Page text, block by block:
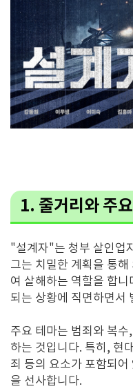
1. 줄거리와 주
"설계자"는 청부 살인업
그는 치밀한 계획을 통
여 살해하는 역할을 합니
되는 상황에 직면하면서
주요 테마는 범죄와 복
하는 것입니다. 특히, 현
죄 등의 요소가 포함되
을 선사합니다.